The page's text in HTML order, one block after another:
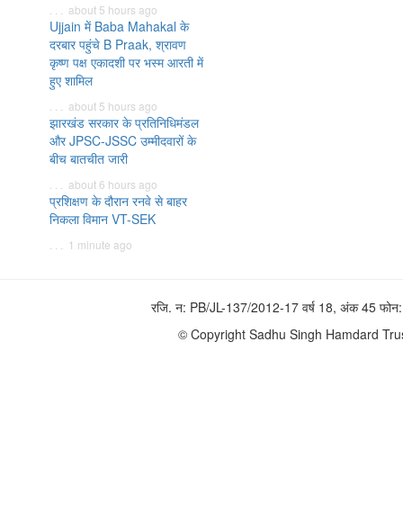
. . . about 5 hours ago
Ujjain में Baba Mahakal के
दरबार पहुंचे B Praak, श्रावण
कृष्ण पक्ष एकादशी पर भस्म आरती में
हुए शामिल
. . . about 5 hours ago
झारखंड सरकार के प्रतिनिधिमंडल
और JPSC-JSSC उम्मीदवारों के
बीच बातचीत जारी
. . . about 6 hours ago
प्रशिक्षण के दौरान रनवे से बाहर
निकला विमान VT-SEK
. . . 1 minute ago
रजि. न: PB/JL-137/2012-17 वर्ष 18, अंक 45
© Copyright Sadhu Singh Hamdard